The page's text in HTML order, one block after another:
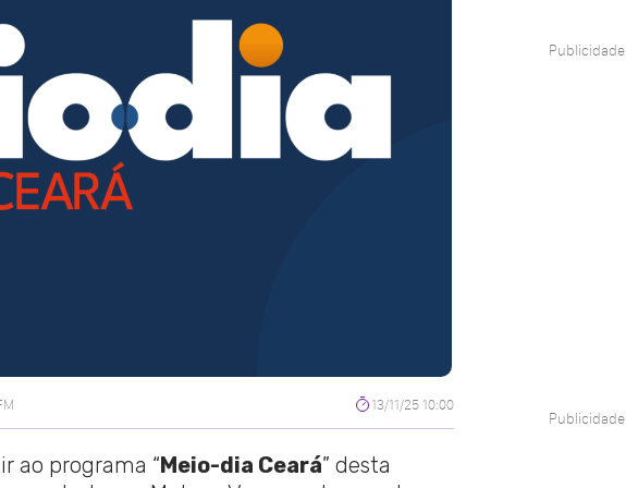
13/11/25 10:00
ao programa “Meio-dia Ceará” desta
Publicidade
Publicidade